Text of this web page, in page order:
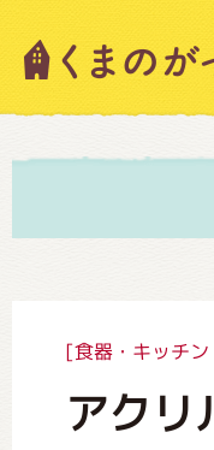
[食器・キッチ
アク
キャラ
絵本・